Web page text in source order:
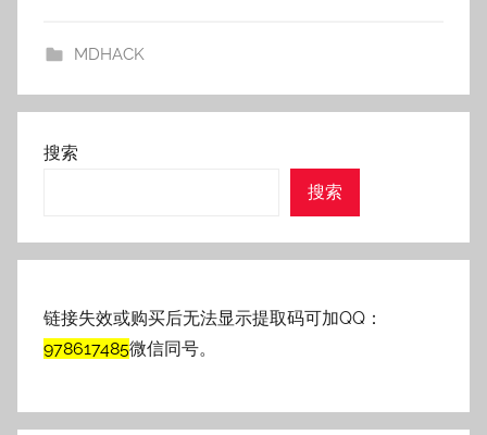
MDHACK
搜索
搜索
链接失效或购买后无法显示提取码可加QQ：
978617485微信同号。